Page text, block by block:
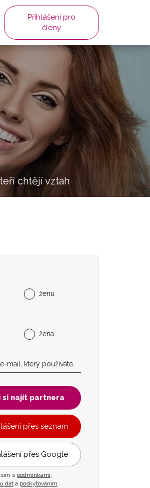
Přihlášení pro
členy
chtějí vztah
ženu
žena
si najít partnera
přes seznam
přes Google
s podmínkami,
dat a poskytováním